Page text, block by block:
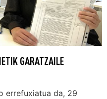
GARATZAILE
errefuxiatua da, 29